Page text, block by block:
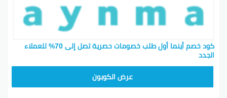
كود خصم أينما أول طلب خصومات حصرية تصل إلى 70% للعملاء
الجدد
عرض الكوبون